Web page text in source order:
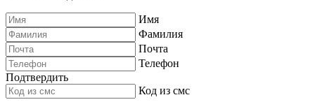
Имя
Фамилия
Почта
Телефон
Подтвердить
Код из смс